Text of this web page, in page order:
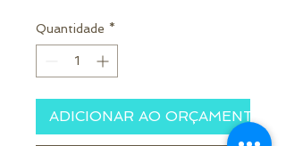
Quantidade *
ADICIONAR AO ORÇAMENTO